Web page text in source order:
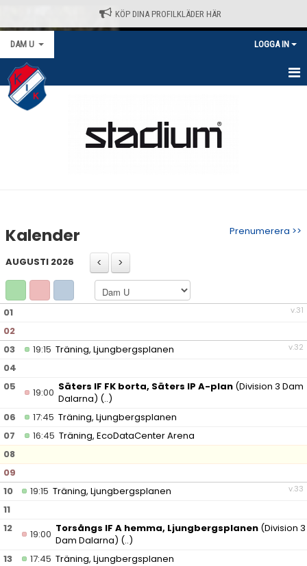
KÖP DINA PROFILKLÄDER HÄR
DAM U LOGGA IN
HEM
KONTAKT
Prenumerera >>
Kalender
AUGUSTI 2026
v.31
01
02
v.32
03 19:15 Träning, Ljungbergsplanen
04
05
19:00 Säters IF FK borta, Säters IP A-plan (Division 3 Dam
Dalarna) (..)
06
17:45 Träning, Ljungbergsplanen
07
16:45 Träning, EcoDataCenter Arena
08
09
v.33
10 19:15 Träning, Ljungbergsplanen
11
12
19:00 Torsångs IF A hemma, Ljungbergsplanen (Division 3
Dam Dalarna) (..)
13
17:45 Träning, Ljungbergsplanen